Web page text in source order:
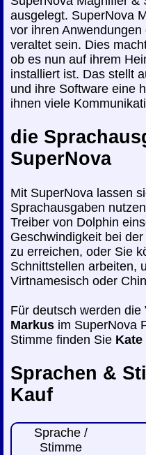
ausgelegt. SuperNova
vor ihren
veraltet sein. Dies
ob es nun auf ihrem
installiert ist. Das stellt
und ihre Software eine
ihnen viele
die
SuperNova
Mit SuperNova lassen
Sprachausgaben
Treiber von Dolphin
Geschwindigkeit bei
zu erreichen, oder Sie
Schnittstellen arbeiten,
Virtnamesisch oder
Für deutsch werden die
Markus im SuperNova
Stimme finden Sie Kate
Sprachen &
Kauf
Sprache /
Stimme